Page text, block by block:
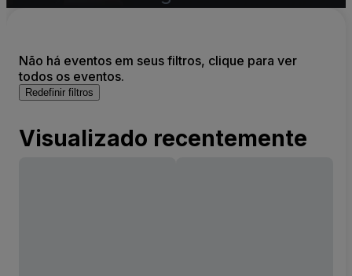
Não há eventos em seus filtros, clique para ver
todos os eventos.
Redefinir filtros
Visualizado recentemente